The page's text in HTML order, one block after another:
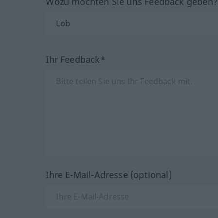
Ihr Feedback*
Ihre E-Mail-Adresse (optional)